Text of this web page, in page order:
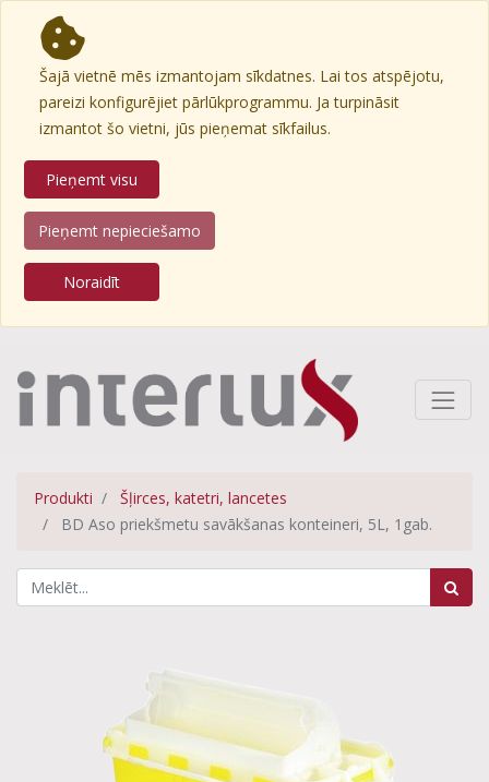
Šajā vietnē mēs izmantojam sīkdatnes. Lai tos atspējotu,
pareizi konfigurējiet pārlūkprogrammu. Ja turpināsit
izmantot šo vietni, jūs pieņemat sīkfailus.
Pieņemt visu
Pieņemt nepieciešamo
Noraidīt
Produkti
Šļirces, katetri, lancetes
BD Aso priekšmetu savākšanas konteineri, 5L, 1gab.